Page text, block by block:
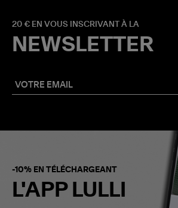
20 € EN VOUS INSCRIVANT À LA
NEWSLETTER
-10% EN TÉLÉCHARGEANT
L'APP LULLI